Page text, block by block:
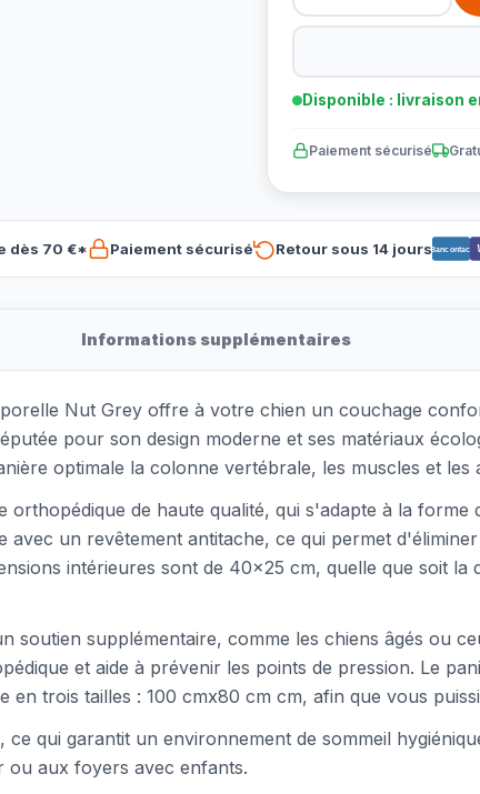
Disponible : livraison
Paiement sécurisé
dès 70 €* Paiement sécurisé Retour sous 14 joursBancontact
Informations supplémentaires
Nut Grey offre à votre chien un couchage
pour son design moderne et ses matériaux
optimale la colonne vertébrale, les muscles et les
orthopédique de haute qualité, qui s'adapte à la
un revêtement antitache, ce qui permet
intérieures sont de 40x25 cm, quelle que soit la
soutien supplémentaire, comme les chiens âgés ou
et aide à prévenir les points de pression. Le
en trois tailles : 100 cmx80 cm cm, afin que vous
ce qui garantit un environnement de sommeil
ou aux foyers avec enfants.